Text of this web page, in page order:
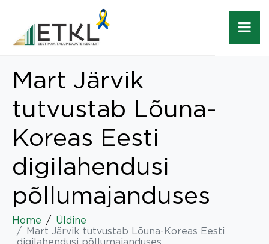
Mart Järvik
tutvustab Lõuna-
Koreas Eesti
digilahendusi
põllumajanduses
Home
Üldine
Mart Järvik tutvustab Lõuna-Koreas Eesti
digilahendusi põllumajanduses